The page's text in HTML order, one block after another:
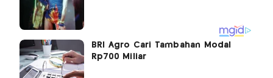
BRI Agro Cari Tambahan Modal
Rp700 Miliar